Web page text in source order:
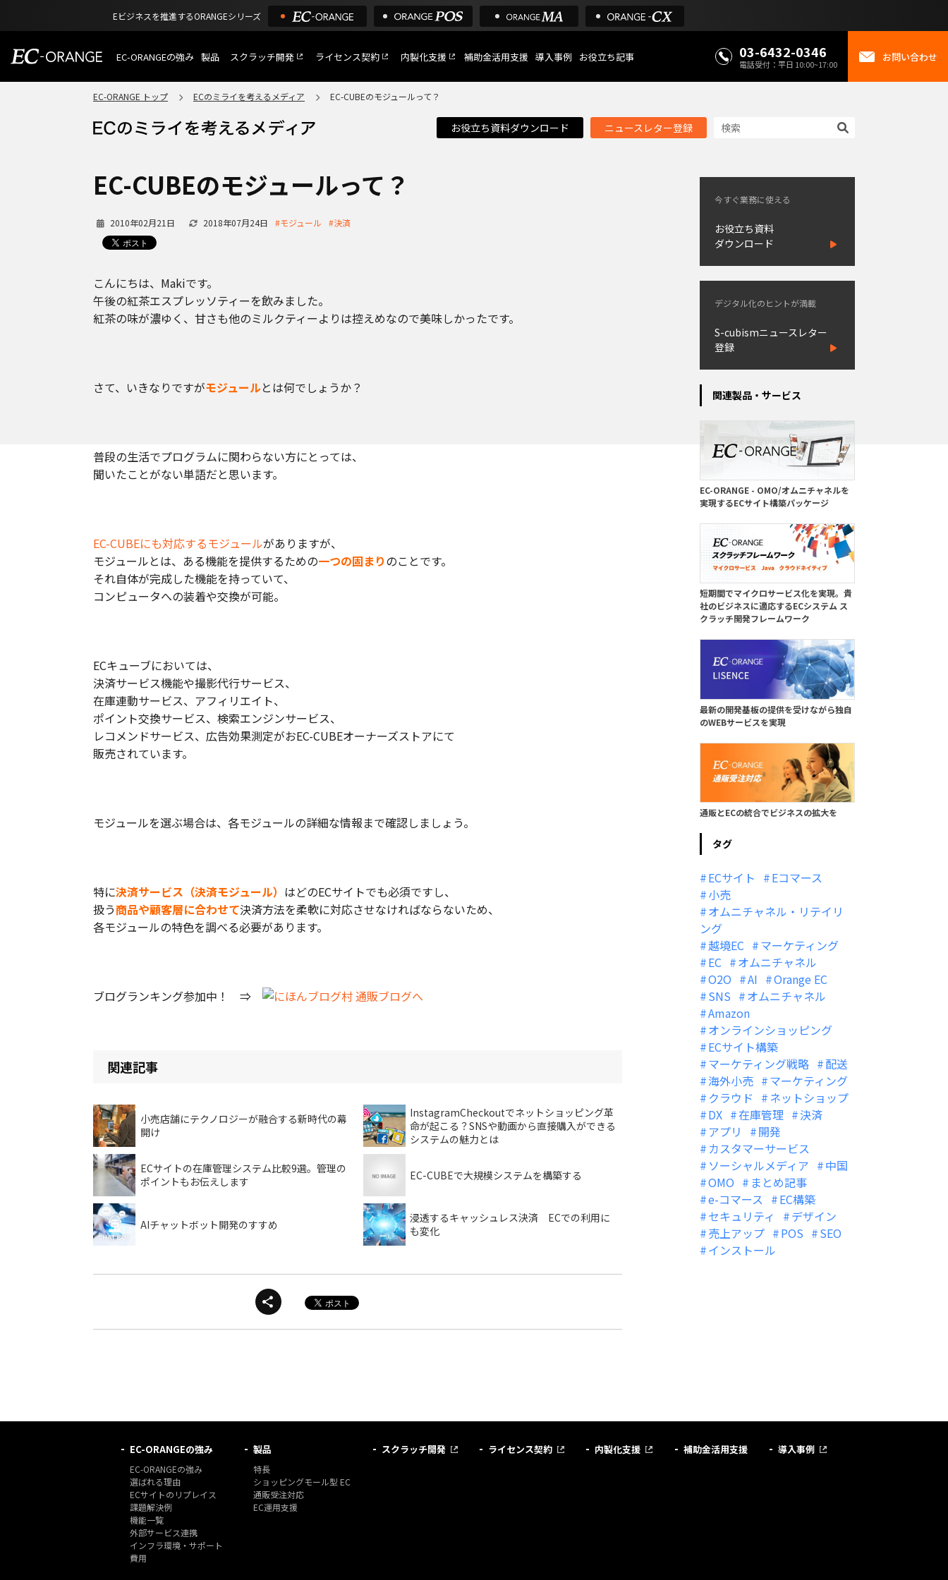
Eビジネスを推進するORANGEシリーズ
EC-ORANGEの強み
選ばれる理由
ECサイトのリプレイス
機能一覧
外部サービス連携
インフラ環境・サポート
製品
特長
ショッピングモール型 EC
通販受注対応
ECと通販の連動を可能に
EC運用支援
継続的に結果を出し続けるECサイトへ
スクラッチ開発 ライセンス契約 内製化支援 補助金活用支援 導入事例 お役立ち記事 03-6432-0346
電話受付：平日 10:00~17:00
お問い合わせ
EC-ORANGE トップ ECのミライを考えるメディア EC-CUBEのモジュールって？
お役立ち資料ダウンロード ニュースレター登録
EC-CUBEのモジュールって？
2010年02月21日 2018年07月24日 #モジュール #決済
こんにちは、Makiです。
午後の紅茶エスプレッソティーを飲みました。
紅茶の味が濃ゆく、甘さも他のミルクティーよりは控えめなので美味しかったです。
さて、いきなりですがモジュールとは何でしょうか？
普段の生活でプログラムに関わらない方にとっては、
聞いたことがない単語だと思います。
EC-CUBEにも対応するモジュールがありますが、
モジュールとは、ある機能を提供するための一つの固まりのことです。
それ自体が完成した機能を持っていて、
コンピュータへの装着や交換が可能。
ECキューブにおいては、
決済サービス機能や撮影代行サービス、
在庫連動サービス、アフィリエイト、
ポイント交換サービス、検索エンジンサービス、
レコメンドサービス、広告効果測定がおEC-CUBEオーナーズストアにて
販売されています。
モジュールを選ぶ場合は、各モジュールの詳細な情報まで確認しましょう。
特に決済サービス（決済モジュール） はどのECサイトでも必須ですし、
扱う商品や顧客層に合わせて決済方法を柔軟に対応させなければならないため、
各モジュールの特色を調べる必要があります。
ブログランキング参加中！ ⇒
関連記事
小売店舗にテクノロジーが融合する新時代の幕
開け
InstagramCheckoutでネットショッピング革
命が起こる？SNSや動画から直接購入ができる
システムの魅力とは
ECサイトの在庫管理システム比較9選。管理の
ポイントもお伝えします
EC-CUBEで大規模システムを構築する
AIチャットボット開発のすすめ
浸透するキャッシュレス決済 ECでの利用に
も変化
今すぐ業務に使える
お役立ち資料
ダウンロード
デジタル化のヒントが満載
S-cubismニュースレター
登録
関連製品・サービス
EC-ORANGE - OMO/オムニチャネルを
実現するECサイト構築パッケージ
短期間でマイクロサービス化を実現。貴
社のビジネスに適応するECシステム ス
クラッチ開発フレームワーク
最新の開発基板の提供を受けながら独自
のWEBサービスを実現
通販とECの統合でビジネスの拡大を
タグ
ECサイト
Eコマース
小売
オムニチャネル・リテイリ
ング
越境EC
マーケティング
EC
オムニチャネル
O2O
AI
Orange EC
SNS
オムニチャネル
Amazon
オンラインショッピング
ECサイト構築
マーケティング戦略
配送
海外小売
マーケティング
クラウド
ネットショップ
DX
在庫管理
決済
アプリ
開発
カスタマーサービス
ソーシャルメディア
中国
OMO
まとめ記事
e-コマース
EC構築
セキュリティ
デザイン
売上アップ
POS
SEO
インストール
EC-ORANGEの強み
EC-ORANGEの強み
選ばれる理由
ECサイトのリプレイス
課題解決例
機能一覧
外部サービス連携
インフラ環境・サポート
費用
製品
特長
ショッピングモール型 EC
通販受注対応
EC運用支援
スクラッチ開発 ライセンス契約 内製化支援 補助金活用支援 導入事例